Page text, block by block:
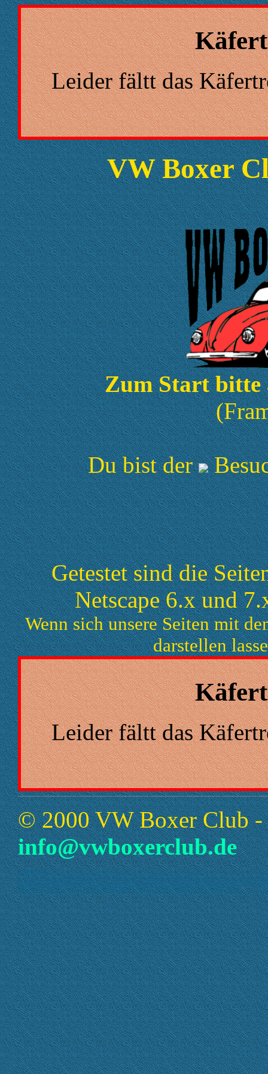
Leider fältt das
VW Boxer
Zum Start bitte
Du bist der
Getestet sind die
Netscape 6.x und
Wenn sich unsere Seiten mit
darstellen
Leider fältt das
© 2000 VW Boxer Club -
info@vwboxerclub.de
Das ist SuchmaschinenText
Auf den folgenden Seiten erzählen wir etwas über unseren Club und unser jährliches Käfertreffen. Was sich neues auf unseren Seiten getan hat, könnt ihr unter Update sehen. Es gibt Auszüge aus unserer Zeitschrift zu lesen (Teilweise mit den
1998. Wenn ihr die Änderungen auf unserer Homepage immer mitbekommen wollt, dann tragt Euch doch in unsrern Newsletter ein. Wir wünschen Euch nun viel Spaß auf unseren Seiten.
Der VW Boxer Club - Göttingen e. V. hat sich 1989 gegründet. Wir treffen uns nicht nur zu Schraubergesprächen. Bei uns geht es auch um die gegenseitige Unterstützung bei Reparatur und Ersatzteilbeschaffung; Gemeinsame Ausfahrten; Grillfeiern;
ist zu sagen, daß dort alle Interessen vertreten sind - vom "Tuning Freak" über den "Liebhaber" originaler Fahrzeuge bis zum "365-Tage Dauernutzer". Auch der Zustand des Fahrzeugs ist nebensächlich. Wir haben vom Alltagskäfer über "getunte"
1600), Typ 4 (VW 411 / 412) willkommen. Um Mitglied zu werden sollte man eines der genannten Fahrzeuge besitzen, oder zumindest den Wunsch haben, sich ein solches anzuschaffen. Hier ein paar Beispiele von Fahrzeugen, die bei uns vertreten sind:
1302S 73PS Bj.´71 1303LS Bj.´73 1300 85PS Bj.´71 1200 58 PS Bj.´76 Karmann Ghia Cabrio Bj.´68 Export Ovali Bj.´55 1303 Cabrio Bj.´78 1600 Bj.´96, ger. 3 WegeKat 1500 Cabrio Bj.´69 VW Sedan Classica Bj.´96 und und und und.... Der
Monat im Restaurant "Seezauber" am Göttinger Kiessee. Wir würden uns freuen, wenn Ihr mal ganz unverbindlich bei uns reinschauen würdet. Einen herzlichen luftgekühlten Gruß Euer VW Boxer Club - Göttingen e.V.
Zeitschriften der Göttinger Käfertreffen Der VW Boxer Club veranstaltet bereits seit 1992 das Göttinger Käfertreffen Auf den folgenden Seiten seht Ihr Auszüge unserer Zeitschriften, die jedes Jahr zum Käfertreffen erstellt werden.
Auf den folgenden Seiten gibt es Bilder Bilder Bilder. 2004 Käfertreffen in Schweden Michael & Gabi waren am 31. Juli 2004 im Schwedischen Vännersborg beim VWännersträffen. 12. Göttinger Käfertreffen 09. Mai 2004 2003 11. Göttinger